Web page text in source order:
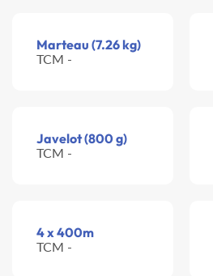
Marteau (7.26 kg)
TCM -
Javelot (800 g)
TCM -
4 x 400m
TCM -